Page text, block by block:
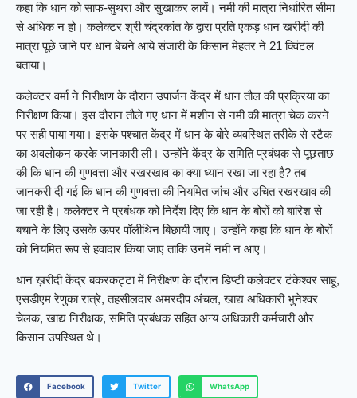
कहा कि धान को साफ-सुथरा और सुखाकर लायें। नमी की मात्रा निर्धारित सीमा
से अधिक न हो। कलेक्टर श्री चंद्रकांत के द्वारा प्रति एकड़ धान खरीदी की
मात्रा पूछे जाने पर धान बेचने आये संजारी के किसान मेहतर ने 21 क्विंटल
बताया।
कलेक्टर वर्मा ने निरीक्षण के दौरान उपार्जन केंद्र में धान तौल की प्रक्रिया का
निरीक्षण किया। इस दौरान तौले गए धान में मशीन से नमी की मात्रा चेक करने
पर सही पाया गया। इसके पश्चात केंद्र में धान के बोरे व्यवस्थित तरीके से स्टैक
का अवलोकन करके जानकारी ली। उन्होंने केंद्र के समिति प्रबंधक से पूछताछ
की कि धान की गुणवत्ता और रखरखाव का क्या ध्यान रखा जा रहा है? तब
जानकरी दी गई कि धान की गुणवत्ता की नियमित जांच और उचित रखरखाव की
जा रही है। कलेक्टर ने प्रबंधक को निर्देश दिए कि धान के बोरों को बारिश से
बचाने के लिए उसके ऊपर पॉलीथिन बिछायी जाए। उन्होंने कहा कि धान के बोरों
को नियमित रूप से हवादार किया जाए ताकि उनमें नमी न आए।
धान ख़रीदी केंद्र बकरकट्टा में निरीक्षण के दौरान डिप्टी कलेक्टर टंकेश्वर साहू,
एसडीएम रेणुका रात्रे, तहसीलदार अमरदीप अंचल, खाद्य अधिकारी भुनेश्वर
चेलक, खाद्य निरीक्षक, समिति प्रबंधक सहित अन्य अधिकारी कर्मचारी और
किसान उपस्थित थे।
Facebook Twitter WhatsApp